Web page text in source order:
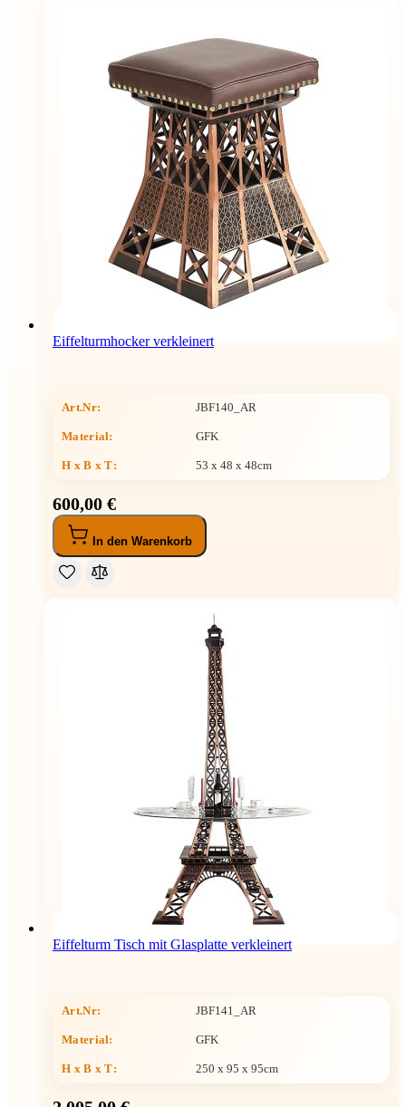
Eiffelturmhocker verkleinert
Art.Nr: JBF140_AR
Material: GFK
H x B x T: 53 x 48 x 48cm
600,00 €
In den Warenkorb
Eiffelturm Tisch mit Glasplatte verkleinert
Art.Nr: JBF141_AR
Material: GFK
H x B x T: 250 x 95 x 95cm